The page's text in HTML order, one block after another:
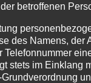
betroffenen
des Namens, der
Telefonnummer
stets im Einklang